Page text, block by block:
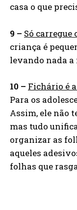
casa o que
9 – Só
criança é
levando nada a
10 – Fichário é
Para os
Assim, ele não
mas tudo
organizar as
aqueles
folhas que